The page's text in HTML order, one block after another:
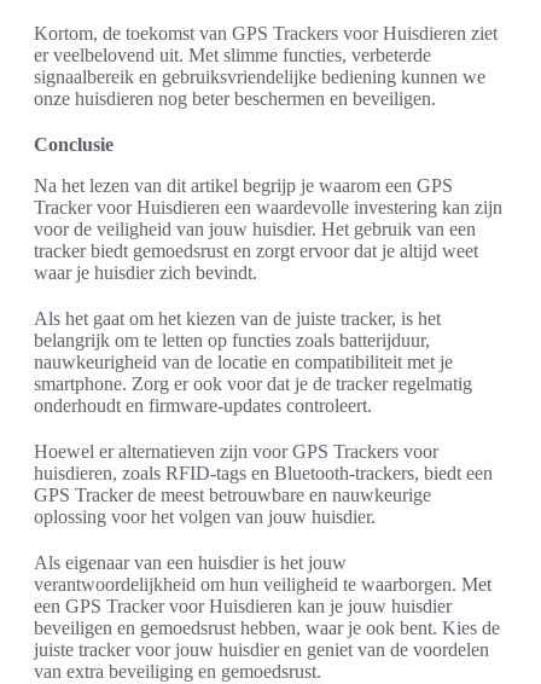
Kortom, de toekomst van GPS Trackers voor Huisdieren ziet
er veelbelovend uit. Met slimme functies, verbeterde
signaalbereik en gebruiksvriendelijke bediening kunnen we
onze huisdieren nog beter beschermen en beveiligen.
Conclusie
Na het lezen van dit artikel begrijp je waarom een GPS
Tracker voor Huisdieren een waardevolle investering kan zijn
voor de veiligheid van jouw huisdier. Het gebruik van een
tracker biedt gemoedsrust en zorgt ervoor dat je altijd weet
waar je huisdier zich bevindt.
Als het gaat om het kiezen van de juiste tracker, is het
belangrijk om te letten op functies zoals batterijduur,
nauwkeurigheid van de locatie en compatibiliteit met je
smartphone. Zorg er ook voor dat je de tracker regelmatig
onderhoudt en firmware-updates controleert.
Hoewel er alternatieven zijn voor GPS Trackers voor
huisdieren, zoals RFID-tags en Bluetooth-trackers, biedt een
GPS Tracker de meest betrouwbare en nauwkeurige
oplossing voor het volgen van jouw huisdier.
Als eigenaar van een huisdier is het jouw
verantwoordelijkheid om hun veiligheid te waarborgen. Met
een GPS Tracker voor Huisdieren kan je jouw huisdier
beveiligen en gemoedsrust hebben, waar je ook bent. Kies de
juiste tracker voor jouw huisdier en geniet van de voordelen
van extra beveiliging en gemoedsrust.